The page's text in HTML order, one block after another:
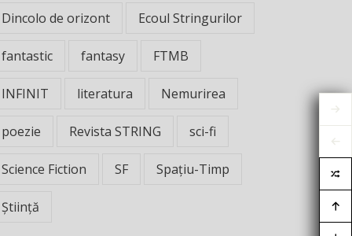
Dincolo de orizont Ecoul Stringurilor
fantastic fantasy FTMB
INFINIT literatura Nemurirea
poezie Revista STRING sci-fi
Science Fiction SF Spațiu-Timp
Știință